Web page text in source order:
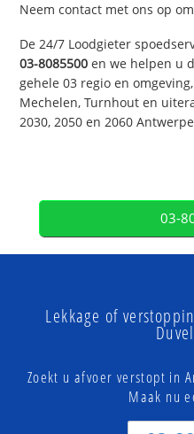
Neem contact met ons op
De 24/7 Loodgieter
03-8085500 en we helpen u
gehele 03 regio en
Mechelen, Turnhout en
2030, 2050 en 2060
03-
Lekkage of
Zoekt u afvoer verstopt in
Maak nu